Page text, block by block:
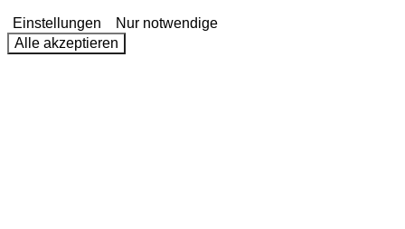
Einstellungen
Nur notwendige
Alle akzeptieren